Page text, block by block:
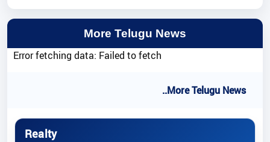
More Telugu News
Error fetching data: Failed to fetch
..More Telugu News
Realty